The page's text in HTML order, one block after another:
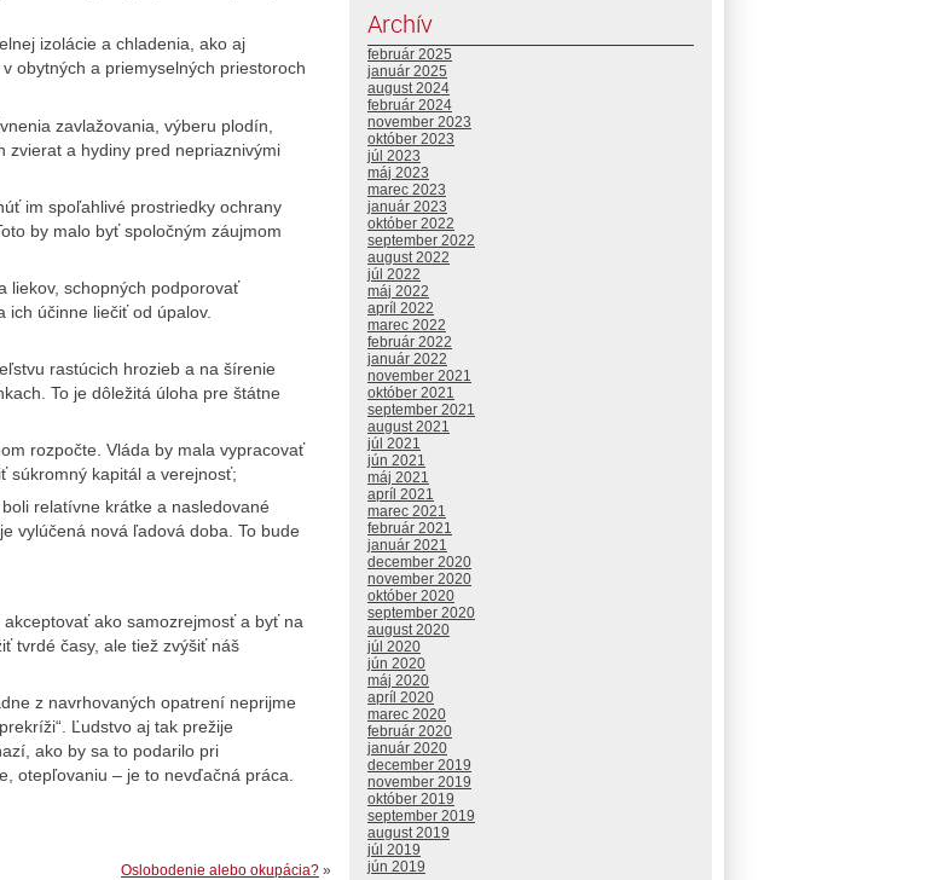
izolácie a chladenia, ako aj
obytných a priemyselných priestoroch
zavlažovania, výberu plodín,
zvierat a hydiny pred nepriaznivými
im spoľahlivé prostriedky ochrany
by malo byť spoločným záujmom
liekov, schopných podporovať
účinne liečiť od úpalov.
rastúcich hrozieb a na šírenie
To je dôležitá úloha pre štátne
rozpočte. Vláda by mala vypracovať
súkromný kapitál a verejnosť;
relatívne krátke a nasledované
vylúčená nová ľadová doba. To bude
ako samozrejmosť a byť na
tvrdé časy, ale tiež zvýšiť náš
z navrhovaných opatrení neprijme
Ľudstvo aj tak prežije
ako by sa to podarilo pri
otepľovaniu – je to nevďačná práca.
Oslobodenie alebo okupácia? »
Archív
február 2025
január 2025
august 2024
február 2024
november 2023
október 2023
júl 2023
máj 2023
marec 2023
január 2023
október 2022
september 2022
august 2022
júl 2022
máj 2022
apríl 2022
marec 2022
február 2022
január 2022
november 2021
október 2021
september 2021
august 2021
júl 2021
jún 2021
máj 2021
apríl 2021
marec 2021
február 2021
január 2021
december 2020
november 2020
október 2020
september 2020
august 2020
júl 2020
jún 2020
máj 2020
apríl 2020
marec 2020
február 2020
január 2020
december 2019
november 2019
október 2019
september 2019
august 2019
júl 2019
jún 2019